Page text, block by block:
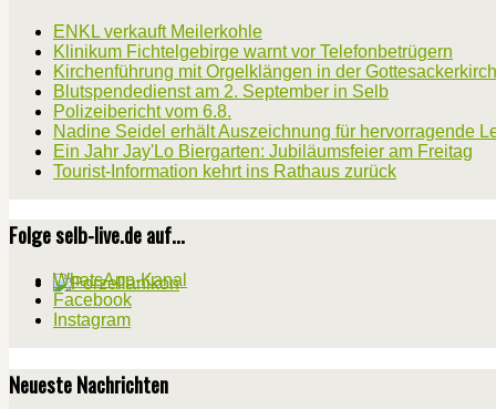
ENKL verkauft Meilerkohle
Klinikum Fichtelgebirge warnt vor Telefonbetrügern
Kirchenführung mit Orgelklängen in der
Blutspendedienst am 2. September in Selb
Polizeibericht vom 6.8.
Nadine Seidel erhält Auszeichnung für hervorragende
Ein Jahr Jay'Lo Biergarten: Jubiläumsfeier am Freitag
Tourist-Information kehrt ins Rathaus zurück
Folge selb-live.de auf...
WhatsApp-Kanal
Facebook
Instagram
Neueste Nachrichten